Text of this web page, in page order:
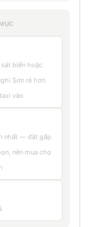
biển hoặc
Sơn rẻ hơn
vào
nhất — đắt gấp
nên mua chợ